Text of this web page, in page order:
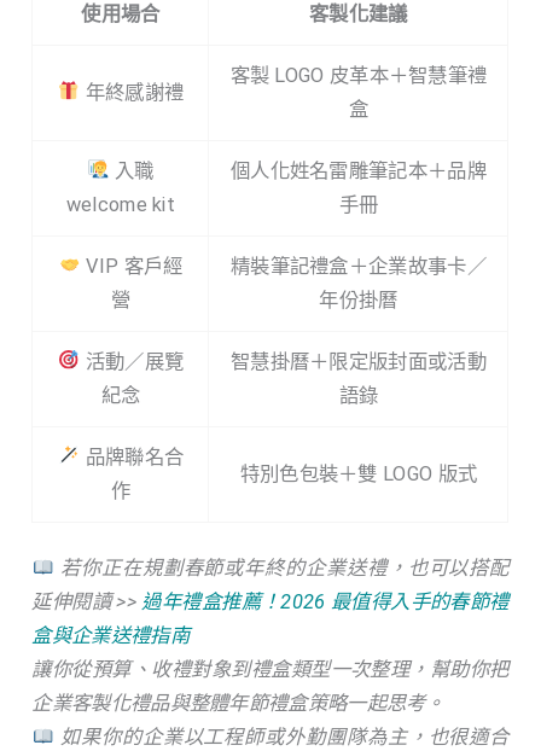
使用場合 客製化建議
年終感謝禮
客製 LOGO 皮革本＋智慧筆禮
盒
入職
welcome kit
個人化姓名雷雕筆記本＋品牌
手冊
VIP 客戶經
營
精裝筆記禮盒＋企業故事卡／
年份掛曆
活動／展覽
紀念
智慧掛曆＋限定版封面或活動
語錄
品牌聯名合
作
特別色包裝＋雙 LOGO 版式
若你正在規劃春節或年終的企業送禮，也可以搭配
延伸閱讀 >> 過年禮盒推薦！2026 最值得入手的春節禮
盒與企業送禮指南
讓你從預算、收禮對象到禮盒類型一次整理，幫助你把
企業客製化禮品與整體年節禮盒策略一起思考。
如果你的企業以工程師或外勤團隊為主，也很適合